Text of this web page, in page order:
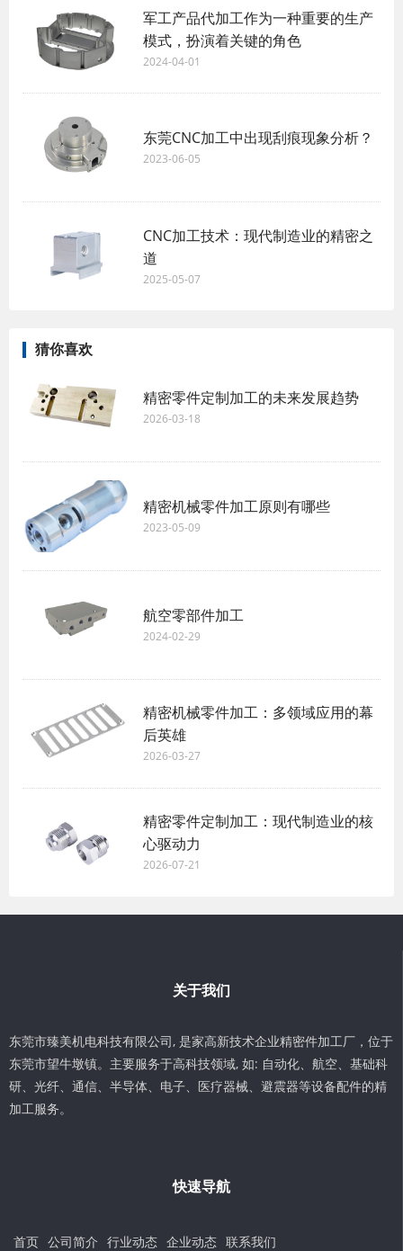
军工产品代加工作为一种重要的生产
模式，扮演着关键的角色
2024-04-01
东莞CNC加工中出现刮痕现象分析？
2023-06-05
CNC加工技术：现代制造业的精密之
道
2025-05-07
猜你喜欢
精密零件定制加工的未来发展趋势
2026-03-18
精密机械零件加工原则有哪些
2023-05-09
航空零部件加工
2024-02-29
精密机械零件加工：多领域应用的幕
后英雄
2026-03-27
精密零件定制加工：现代制造业的核
心驱动力
2026-07-21
关于我们
东莞市臻美机电科技有限公司, 是家高新技术企业精密件加工厂，位于
东莞市望牛墩镇。主要服务于高科技领域, 如: 自动化、航空、基础科
研、光纤、通信、半导体、电子、医疗器械、避震器等设备配件的精
加工服务。
快速导航
首页 公司简介 行业动态 企业动态 联系我们